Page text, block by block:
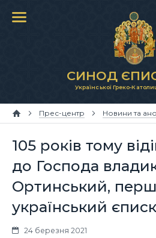
СИНОД
Української Греко-
Прес-центр Новини та
105 років тому
до Господа
Ортинський,
український
24 березня 2021